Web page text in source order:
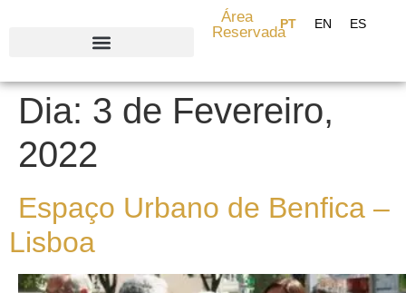
Área
Reservada
Dia: 3 de Fevereiro,
2022
Espaço Urbano de Benfica –
Lisboa